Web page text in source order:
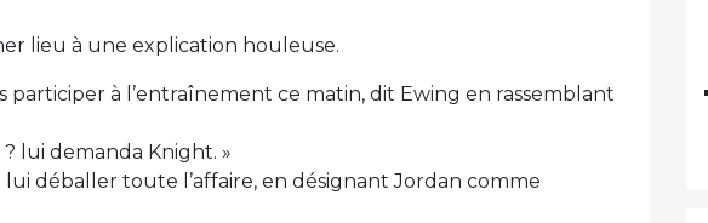
lieu à une explication houleuse.
participer à l’entraînement ce matin, dit Ewing en rassemblant
? lui demanda Knight. »
déballer toute l’affaire, en désignant Jordan comme